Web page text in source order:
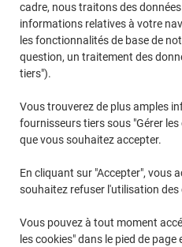
Noir
€13,99 Unité
À
cadre, nous traitons des
informations relatives à votre
les fonctionnalités de base de
question, un traitement des
tiers").
Vous trouverez de plus amples
fournisseurs tiers sous "Gérer
que vous souhaitez accepter.
En cliquant sur "Accepter", vous
souhaitez refuser l'utilisation des
Vous pouvez à tout moment
les cookies" dans le pied de